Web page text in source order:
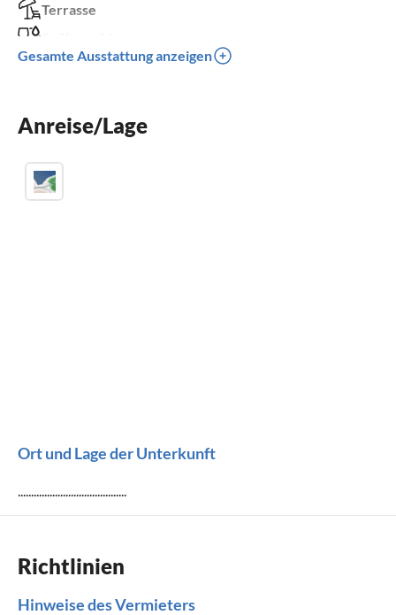
Terrasse
Klimaanlage
Gesamte Ausstattung anzeigen
Anreise/Lage
Ort und Lage der Unterkunft
Richtlinien
Hinweise des Vermieters